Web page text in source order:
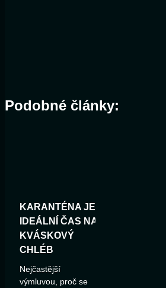
Podobné články:
KARANTÉNA JE
IDEÁLNÍ ČAS NA
KVÁSKOVÝ
CHLÉB
Nejčastější
výmluvou, proč se